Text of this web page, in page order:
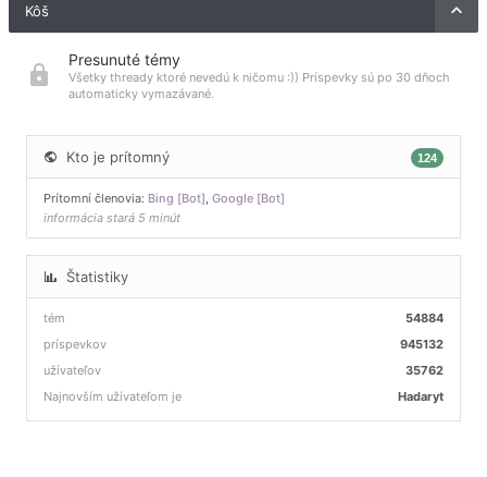
Kôš
Presunuté témy
Všetky thready ktoré nevedú k ničomu :)) Príspevky sú po 30 dňoch
automaticky vymazávané.
Kto je prítomný 124
Prítomní členovia: Bing [Bot] Google [Bot]
informácia stará 5 minút
Štatistiky
54884
tém
945132
príspevkov
35762
užívateľov
Najnovším užívateľom je
Hadaryt